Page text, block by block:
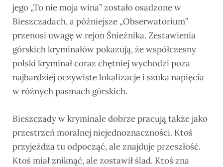
jego „To nie moja wina” zostało osadzone w
Bieszczadach, a późniejsze „Obserwatorium”
przenosi uwagę w rejon Śnieżnika. Zestawienia
górskich kryminałów pokazują, że współczesny
polski kryminał coraz chętniej wychodzi poza
najbardziej oczywiste lokalizacje i szuka napięcia
w różnych pasmach górskich.
Bieszczady w kryminale dobrze pracują także jako
przestrzeń moralnej niejednoznaczności. Ktoś
przyjeżdża tu odpocząć, ale znajduje przeszłość.
Ktoś miał zniknąć, ale zostawił ślad. Ktoś zna